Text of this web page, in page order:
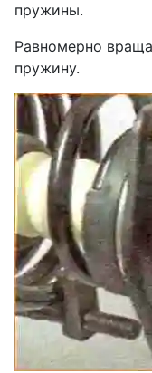
пружины.
Равномерно
пружину.